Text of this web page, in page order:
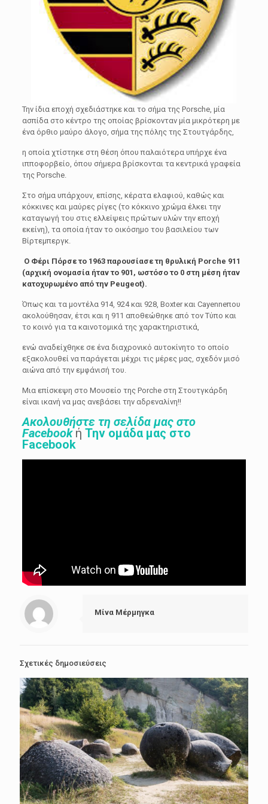
Την ίδια εποχή σχεδιάστηκε και το σήµα της Porsche, µία
ασπίδα στο κέντρο της οποίας βρίσκονταν µία µικρότερη µε
ένα όρθιο µαύρο άλογο, σήµα της πόλης της Στουτγάρδης,
η οποία χτίστηκε στη θέση όπου παλαιότερα υπήρχε ένα
ιπποφορβείο, όπου σήµερα βρίσκονται τα κεντρικά γραφεία
της Porsche.
Στο σήµα υπάρχουν, επίσης, κέρατα ελαφιού, καθώς και
κόκκινες και µαύρες ρίγες (το κόκκινο χρώµα έλκει την
καταγωγή του στις ελλείψεις πρώτων υλών την εποχή
εκείνη), τα οποία ήταν το οικόσηµο του βασιλείου των
Βίρτεµπεργκ.
Ο Φέρι Πόρσε το 1963 παρουσίασε τη θρυλική Porche 911
(αρχική ονομασία ήταν το 901, ωστόσο το 0 στη μέση ήταν
κατοχυρωμένο από την Peugeot).
Όπως και τα µοντέλα 914, 924 και 928, Boxter και Cayenneπου
ακολούθησαν, έτσι και η 911 αποθεώθηκε από τον Τύπο και
το κοινό για τα καινοτοµικά της χαρακτηριστικά,
ενώ αναδείχθηκε σε ένα διαχρονικό αυτοκίνητο το οποίο
εξακολουθεί να παράγεται µέχρι τις µέρες µας, σχεδόν μισό
αιώνα από την εµφάνισή του.
Μια επίσκεψη στο Μουσείο της Porche στη Στουτγκάρδη
είναι ικανή να μας ανεβάσει την αδρεναλίνη!!
Ακολουθήστε τη σελίδα μας στο
Facebook ή Την ομάδα μας στο
Facebook
Μίνα Μέρμηγκα
Σχετικές δημοσιεύσεις